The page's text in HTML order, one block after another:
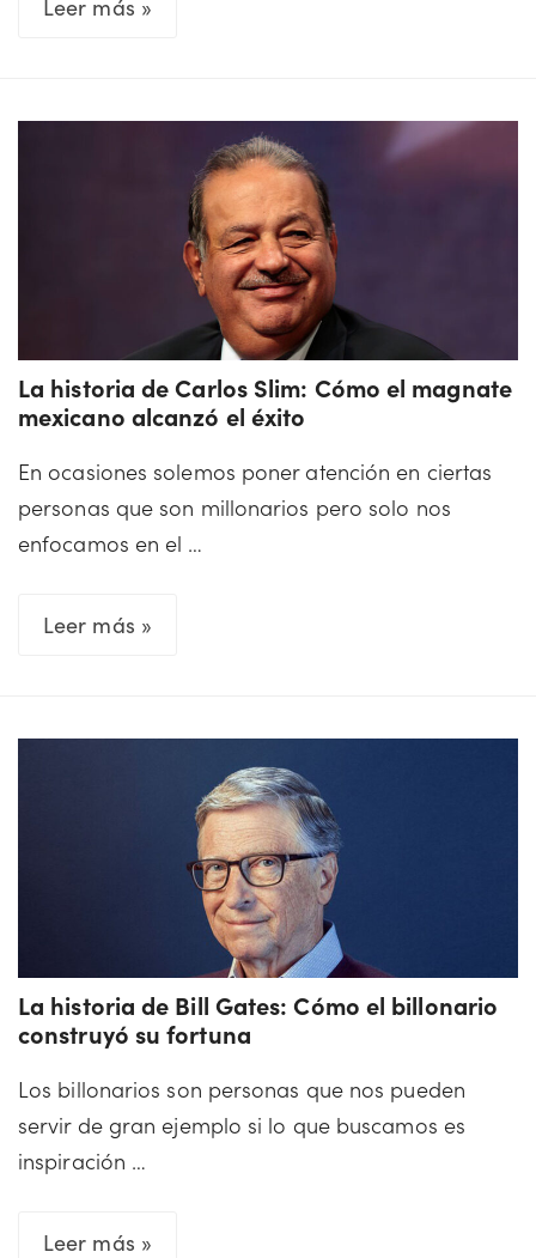
Leer más »
Elon
Cómo
excéntrico
billonario
construyó
su
fortuna
La historia de Carlos Slim: Cómo el magnate
mexicano alcanzó el éxito
En ocasiones solemos poner atención en ciertas
personas que son millonarios pero solo nos
enfocamos en el …
Leer más »La
Carlos
Cómo
magnate
mexicano
alcanzó
el
éxito
La historia de Bill Gates: Cómo el billonario
construyó su fortuna
Los billonarios son personas que nos pueden
servir de gran ejemplo si lo que buscamos es
inspiración …
Leer más »La